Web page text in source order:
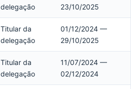
delegação
23/10/2025
Titular da
delegação
01/12/2024 —
29/10/2025
Titular da
delegação
11/07/2024 —
02/12/2024